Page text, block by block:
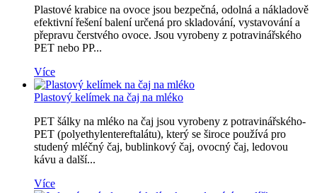
Plastové krabice na ovoce jsou bezpečná, odolná a nákladově
efektivní řešení balení určená pro skladování, vystavování a
přepravu čerstvého ovoce. Jsou vyrobeny z potravinářského
PET nebo PP...
Více
Plastový kelímek na čaj na mléko
PET šálky na mléko na čaj jsou vyrobeny z potravinářského-
PET (polyethylentereftalátu), který se široce používá pro
studený mléčný čaj, bublinkový čaj, ovocný čaj, ledovou
kávu a další...
Více